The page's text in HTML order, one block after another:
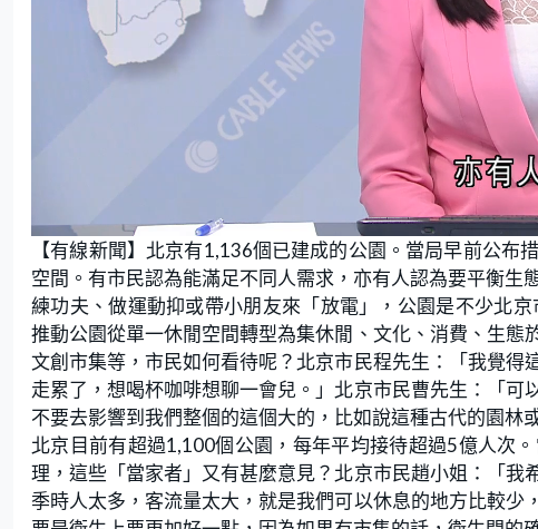
U
n
m
u
t
e
L
o
a
d
e
d
:
1
8
6
2
%
【有線新聞】北京有1,136個已建成的公園。當局早前公
空間。有市民認為能滿足不同人需求，亦有人認為要平衡生
練功夫、做運動抑或帶小朋友來「放電」，公園是不少北
推動公園從單一休閒空間轉型為集休閒、文化、消費、生態
文創市集等，市民如何看待呢？北京市民程先生：「我覺
走累了，想喝杯咖啡想聊一會兒。」北京市民曹先生：「
不要去影響到我們整個的這個大的，比如說這種古代的園林
北京目前有超過1,100個公園，每年平均接待超過5億人次
理，這些「當家者」又有甚麼意見？北京市民趙小姐：「
季時人太多，客流量太大，就是我們可以休息的地方比較